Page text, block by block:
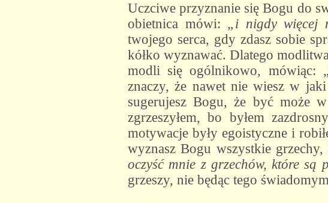
Uczciwe przyznanie się Bogu do
obietnica mówi: „i nigdy więcej
twojego serca, gdy zdasz sobie
kółko wyznawać. Dlatego
modli się ogólnikowo, mówiąc:
znaczy, że nawet nie wiesz w
sugerujesz Bogu, że być może
zgrzeszyłem, bo byłem
motywacje były egoistyczne i
wyznasz Bogu wszystkie
oczyść mnie z grzechów, które są
grzeszy, nie będąc tego